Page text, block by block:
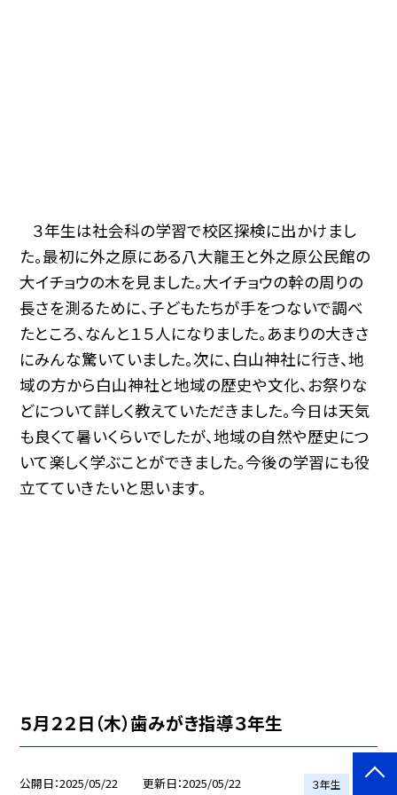
３年生は社会科の学習で校区探検に出かけまし
た。最初に外之原にある八大龍王と外之原公民館の
大イチョウの木を見ました。大イチョウの幹の周りの
長さを測るために、子どもたちが手をつないで調べ
たところ、なんと１５人になりました。あまりの大きさ
にみんな驚いていました。次に、白山神社に行き、地
域の方から白山神社と地域の歴史や文化、お祭りな
どについて詳しく教えていただきました。今日は天気
も良くて暑いくらいでしたが、地域の自然や歴史につ
いて楽しく学ぶことができました。今後の学習にも役
立てていきたいと思います。
５月２２日（木）歯みがき指導３年生
公開日 2025/05/22 更新日 2025/05/22 ３年生